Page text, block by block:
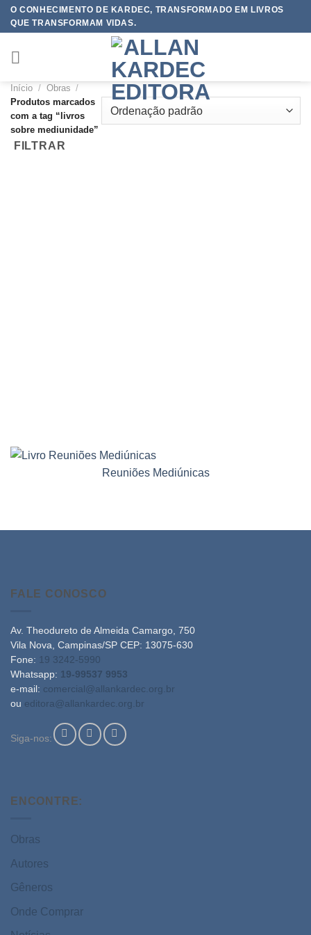
SkipO CONHECIMENTO DE KARDEC, TRANSFORMADO EM LIVROS
QUE TRANSFORMAM VIDAS.
Início / Obras /
Produtos marcados
com a tag “livros
sobre mediunidade”
FILTRAR
Reuniões Mediúnicas
FALE CONOSCO
Av. Theodureto de Almeida Camargo, 750
Vila Nova, Campinas/SP CEP: 13075-630
Fone: 19 3242-5990
Whatsapp: 19-99537 9953
e-mail: comercial@allankardec.org.br
ou editora@allankardec.org.br
Siga-nos:
ENCONTRE:
Obras
Autores
Gêneros
Onde Comprar